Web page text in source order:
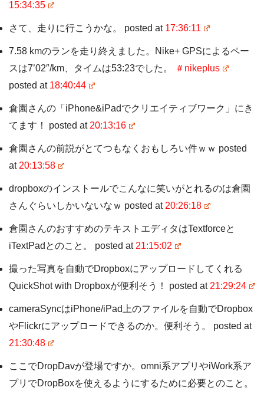
15:34:35
さて、走りに行こうかな。 posted at 17:36:11
7.58 kmのランを走り終えました。Nike+ GPSによるペー
スは7’02″/km、タイムは53:23でした。
＃nikeplus
posted at 18:40:44
倉園さんの「iPhone&iPadでクリエイティブワーク」にき
てます！ posted at 20:13:16
倉園さんの前説がとてつもなくおもしろい件ｗｗ posted
at 20:13:58
dropboxのインストールでこんなに笑いがとれるのは倉園
さんぐらいしかいないなｗ posted at 20:26:18
倉園さんのおすすめのテキストエディタはTextforceと
iTextPadとのこと。 posted at 21:15:02
撮った写真を自動でDropboxにアップロードしてくれる
QuickShot with Dropboxが便利そう！ posted at 21:29:24
cameraSyncはiPhone/iPad上のファイルを自動でDropbox
やFlickrにアップロードできるのか。便利そう。 posted at
21:30:48
ここでDropDavが登場ですか。omni系アプリやiWork系ア
プリでDropBoxを使えるようにするために必要とのこと。